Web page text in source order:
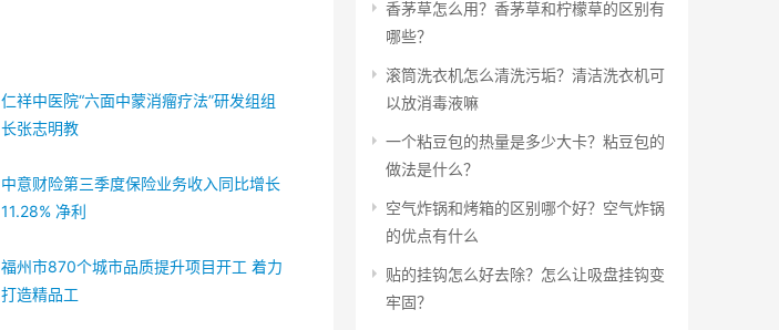
仁祥中医院“六面中蒙消瘤疗法”研发组组
长张志明教
中意财险第三季度保险业务收入同比增长
11.28% 净利
福州市870个城市品质提升项目开工 着力
打造精品工
香茅草怎么用？香茅草和柠檬草的区别有
哪些？
滚筒洗衣机怎么清洗污垢？清洁洗衣机可
以放消毒液嘛
一个粘豆包的热量是多少大卡？粘豆包的
做法是什么？
空气炸锅和烤箱的区别哪个好？空气炸锅
的优点有什么
贴的挂钩怎么好去除？怎么让吸盘挂钩变
牢固？